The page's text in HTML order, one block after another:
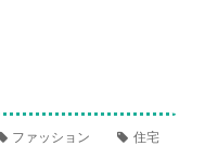
ファッション 住宅